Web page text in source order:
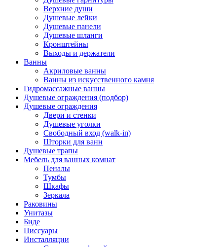
Верхние души
Душевые лейки
Душевые панели
Душевые шланги
Кронштейны
Выходы и держатели
Ванны
Акриловые ванны
Ванны из искусственного камня
Гидромассажные ванны
Душевые ограждения (подбор)
Душевые ограждения
Двери и стенки
Душевые уголки
Свободный вход (walk-in)
Шторки для ванн
Душевые трапы
Мебель для ванных комнат
Пеналы
Тумбы
Шкафы
Зеркала
Раковины
Унитазы
Биде
Писсуары
Инсталляции